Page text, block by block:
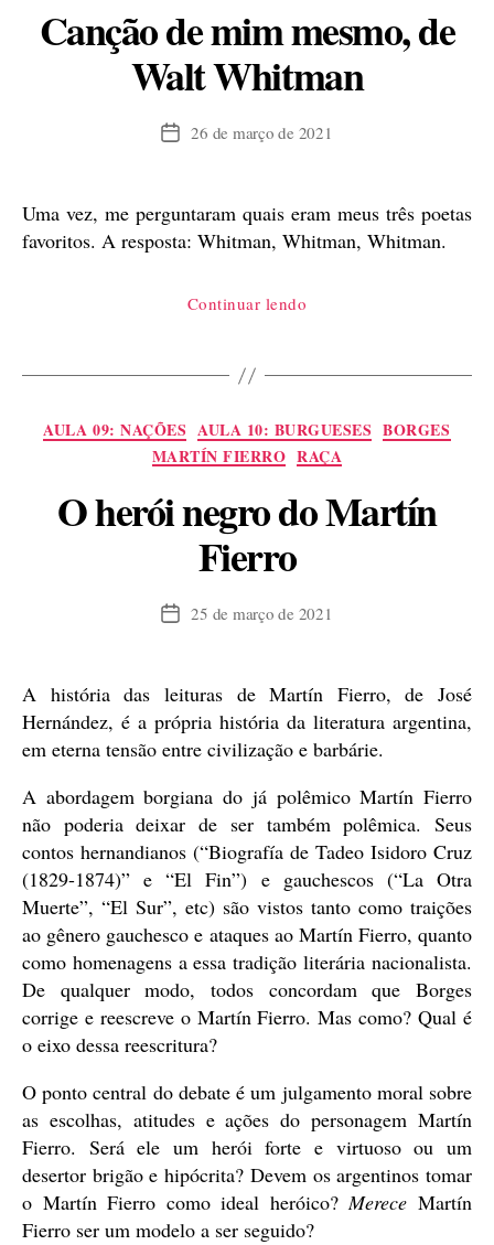
Canção de mim mesmo, de
Walt Whitman
Data26 de março de 2021
Uma vez, me perguntaram quais eram meus três poetas
favoritos. A resposta: Whitman, Whitman, Whitman.
Continuar lendo
mesmo,
Walt
Whitman”
Categorias
AULA 09: NAÇÕES AULA 10: BURGUESES BORGES
MARTÍN FIERRO RAÇA
O herói negro do Martín
Fierro
Data25 de março de 2021
A história das leituras de Martín Fierro, de José
Hernández, é a própria história da literatura argentina,
em eterna tensão entre civilização e barbárie.
A abordagem borgiana do já polêmico Martín Fierro
não poderia deixar de ser também polêmica. Seus
contos hernandianos (“Biografía de Tadeo Isidoro Cruz
(1829-1874)” e “El Fin”) e gauchescos (“La Otra
Muerte”, “El Sur”, etc) são vistos tanto como traições
ao gênero gauchesco e ataques ao Martín Fierro, quanto
como homenagens a essa tradição literária nacionalista.
De qualquer modo, todos concordam que Borges
corrige e reescreve o Martín Fierro. Mas como? Qual é
o eixo dessa reescritura?
O ponto central do debate é um julgamento moral sobre
as escolhas, atitudes e ações do personagem Martín
Fierro. Será ele um herói forte e virtuoso ou um
desertor brigão e hipócrita? Devem os argentinos tomar
o Martín Fierro como ideal heróico?Merece Martín
Fierro ser um modelo a ser seguido?